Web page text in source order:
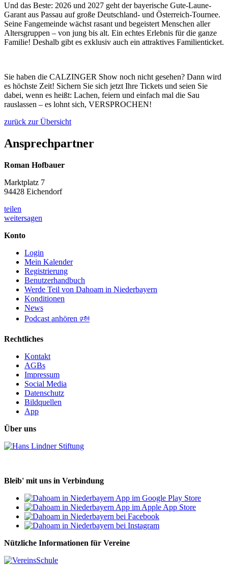
Und das Beste: 2026 und 2027 geht der bayerische Gute-Laune-
Garant aus Passau auf große Deutschland- und Österreich-Tournee.
Seine Fangemeinde wächst rasant und begeistert Menschen aller
Altersgruppen – von jung bis alt. Ein echtes Erlebnis für die ganze
Familie! Deshalb gibt es exklusiv auch ein attraktives Familienticket.
Sie haben die CALZINGER Show noch nicht gesehen? Dann wird
es höchste Zeit! Sichern Sie sich jetzt Ihre Tickets und seien Sie
dabei, wenn es heißt: Lachen, feiern und einfach mal die Sau
rauslassen – es lohnt sich, VERSPROCHEN!
zurück zur Übersicht
Ansprechpartner
Roman Hofbauer
Marktplatz 7
94428 Eichendorf
teilen
weitersagen
Konto
Login
Mein Kalender
Registrierung
Benutzerhandbuch
Werde Teil von Dahoam in Niederbayern
Konditionen
News
Podcast anhören 🕬
Rechtliches
Kontakt
AGBs
Impressum
Social Media
Datenschutz
Bildquellen
App
Über uns
Bleib' mit uns in Verbindung
Nützliche Informationen für Vereine